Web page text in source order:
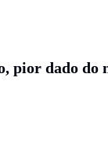
pior dado do